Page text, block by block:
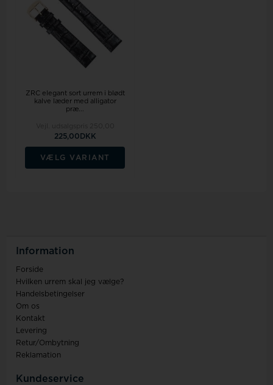
ZRC elegant sort urrem i blødt
kalve læder med alligator
præ...
225,00DKK
VÆLG VARIANT
Information
Forside
Hvilken urrem skal jeg vælge?
Handelsbetingelser
Om os
Kontakt
Levering
Retur/Ombytning
Reklamation
Kundeservice